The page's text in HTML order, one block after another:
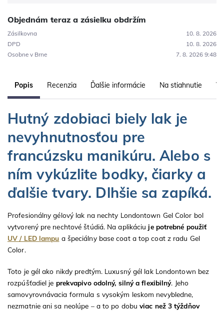
Objednám teraz a zásielku obdržím
Zásilkovna
10. 8. 2026
DPD
10. 8. 2026
Osobne v Brne
7. 8. 2026 9:48
Popis Recenzia Ďalšie informácie Na stiahnutie
Hutný zdobiaci biely lak je
nevyhnutnosťou pre
francúzsku manikúru. Alebo s
ním vykúzlite bodky, čiarky a
ďalšie tvary. Dlhšie sa zapíká.
Profesionálny gélový lak na nechty Londontown Gel Color bol
vytvorený pre nechtové štúdiá. Na aplikáciu je potrebné použiť
UV / LED lampu a špeciálny base coat a top coat z radu Gel
Color.
Toto je gél ako nikdy predtým. Luxusný gél lak Londontown bez
rozpúšťadiel je prekvapivo odolný, silný a flexibilný. Jeho
samovyrovnávacia formula s vysokým leskom nevybledne,
nezmatnie ani sa neolúpe – a to po dobuviac než 3 týždňov